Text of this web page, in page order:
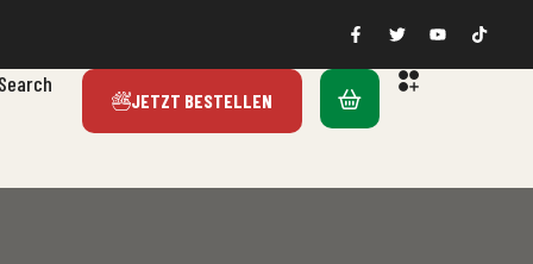
JETZT BESTELLEN